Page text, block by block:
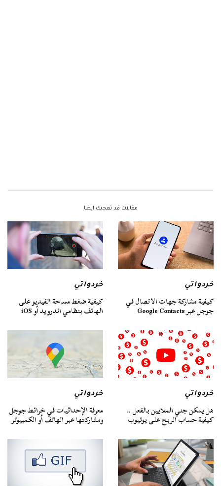
مقالات قد تعجبك ايضا
خردواتي
كيفية مشاركة جهات الاتصال في
جوجل عبر Google Contacts
خردواتي
كيفية ضغط مساحة الفيديو على
الهاتف بنظامي اندرويد أو iOS
خردواتي
هل يمكن جني الملايين بالفعل ..
كيفية حساب الربح على يوتيوب
خردواتي
معرفة الإحداثيات في خرائط جوجل
ومشاركتها عبر الهاتف أو الكمبيوتر